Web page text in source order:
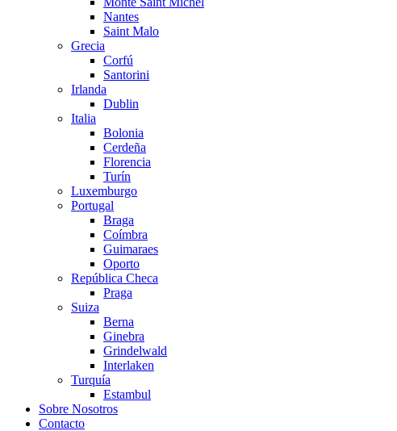
Nantes
Saint Malo
Grecia
Corfú
Santorini
Irlanda
Dublin
Italia
Bolonia
Cerdeña
Florencia
Turín
Luxemburgo
Portugal
Braga
Coímbra
Guimaraes
Oporto
República Checa
Praga
Suiza
Berna
Ginebra
Grindelwald
Interlaken
Turquía
Estambul
Sobre Nosotros
Contacto